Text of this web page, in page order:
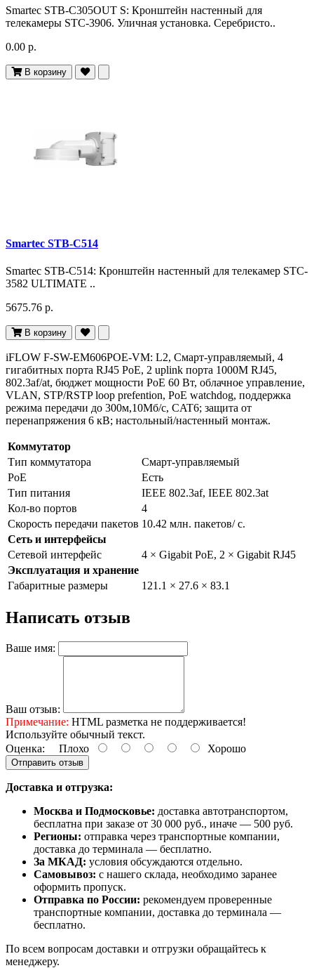
Smartec STB-C305OUT S: Кронштейн настенный для
телекамеры STC-3906. Уличная установка. Серебристо..
0.00 р.
В корзину
Smartec STB-C514
Smartec STB-C514: Кронштейн настенный для телекамер STC-
3582 ULTIMATE ..
5675.76 р.
В корзину
iFLOW F-SW-EM606POE-VM: L2, Смарт-управляемый, 4
гигабитных порта RJ45 PoE, 2 uplink порта 1000М RJ45,
802.3af/at, бюджет мощности PoE 60 Вт, облачное управление,
VLAN, STP/RSTP loop prefention, PoE watchdog, поддержка
режима передачи до 300м,10Мб/с, CAT6; защита от
перенапряжения 6 кВ; настольный/настенный монтаж.
Коммутатор
Тип коммутатора
Смарт-управляемый
РоЕ
Есть
Тип питания
IEEE 802.3af, IEEE 802.3at
Кол-во портов
4
Скорость передачи пакетов 10.42 млн. пакетов/ c.
Сеть и интерфейсы
Сетевой интерфейс
4 × Gigabit PoE, 2 × Gigabit RJ45
Эксплуатация и хранение
Габаритные размеры
121.1 × 27.6 × 83.1
Написать отзыв
Ваше имя:
Ваш отзыв:
Примечание: HTML разметка не поддерживается!
Используйте обычный текст.
Оценка: Плохо Хорошо
Отправить отзыв
Доставка и отгрузка:
Москва и Подмосковье: доставка автотранспортом,
бесплатна при заказе от 30 000 руб., иначе — 500 руб.
Регионы: отправка через транспортные компании,
доставка до терминала — бесплатно.
За МКАД: условия обсуждаются отдельно.
Самовывоз: с нашего склада, необходимо заранее
оформить пропуск.
Отправка по России: рекомендуем проверенные
транспортные компании, доставка до терминала —
бесплатно.
По всем вопросам доставки и отгрузки обращайтесь к
менеджеру.